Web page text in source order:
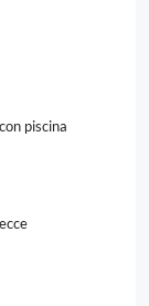
piscina